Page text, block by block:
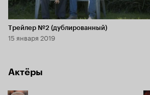
Длительность 2 мин
Трейлер №2 (дублированный)
15 января 2019
Актёры